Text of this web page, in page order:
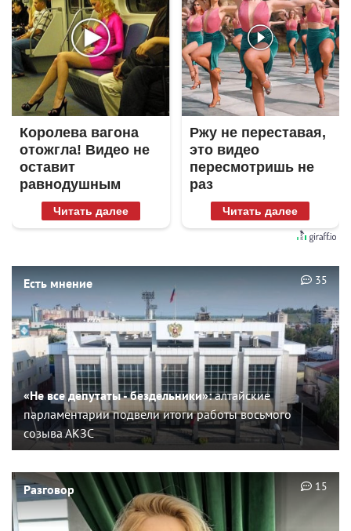
Королева вагона
отожгла! Видео не
оставит
равнодушным
Читать далее
Ржу не переставая,
это видео
пересмотришь не
раз
Читать далее
Есть мнение
«Не все депутаты - бездельники»:алтайские
парламентарии подвели итоги работы восьмого
созыва АКЗС
35
Разговор 15